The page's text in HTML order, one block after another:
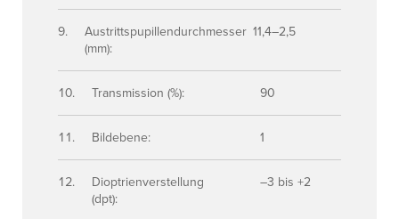
Austrittspupillendurchmesser
(mm):
11,4–2,5
Transmission (%): 90
Bildebene: 1
Dioptrienverstellung
(dpt):
–3 bis +2